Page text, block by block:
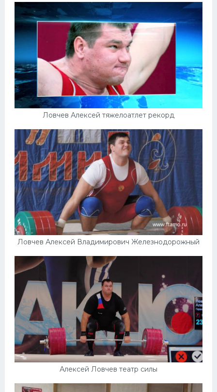
Ловчев Алексей тяжелоатлет рекорд
Ловчев Алексей Владимирович Железнодорожный
Алексей Ловчев театр силы